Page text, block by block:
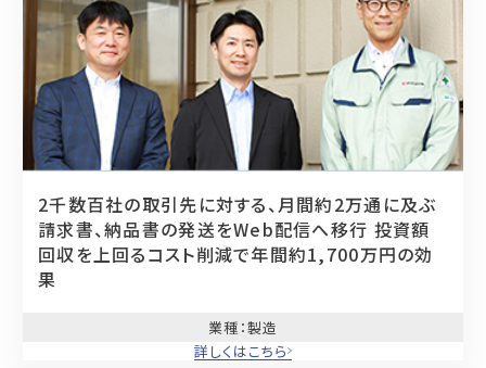
2千数百社の取引先に対する、月間約2万通に及ぶ
請求書、納品書の発送をWeb配信へ移行 投資額
回収を上回るコスト削減で年間約1,700万円の効
果
業種 ：製造
詳しくはこちら